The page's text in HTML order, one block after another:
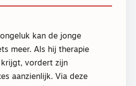
kan de jonge
meer. Als hij therapie
vordert zijn
aanzienlijk. Via deze